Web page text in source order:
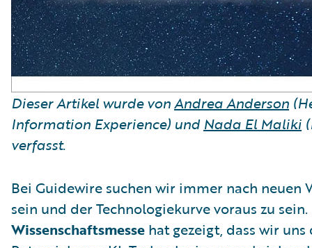
Dieser Artikel wurde vonAndrea Anderson
Information Experience) und Nada El Maliki
verfasst.
Bei Guidewire suchen wir immer nach neuen
sein und der Technologiekurve voraus zu
Wissenschaftsmesse hat gezeigt, dass wir